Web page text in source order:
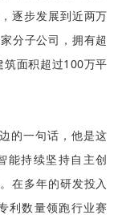
逐步发展到近两万
分子公司，拥有超
面积超过100万平
的一句话，他是这
能持续坚持自主创
在多年的研发投入
利数量领跑行业赛